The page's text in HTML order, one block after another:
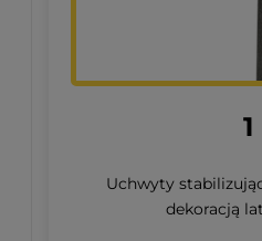
1
Uchwyty
dekoracją